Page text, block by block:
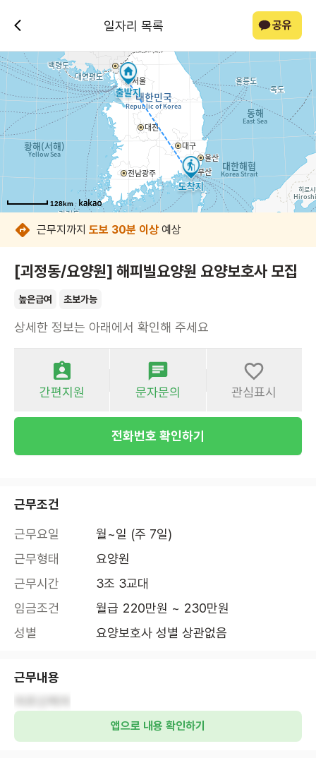
일자리 목록 공유
128km
128km
128km
128km
128km
128km
128km
128km
근무지까지 도보 30분 이상 예상
[괴정동/요양원] 해피빌요양원 요양보호사 모집
높은급여 초보가능
상세한 정보는 아래에서 확인해 주세요
간편지원 문자문의 관심표시
전화번호 확인하기
근무조건
근무요일
월~일 (주 7일)
근무형태
요양원
근무시간
3조 3교대
임금조건
월급 220만원 ~ 230만원
성별
요양보호사 성별 상관없음
근무내용
앱으로 내용 확인하기